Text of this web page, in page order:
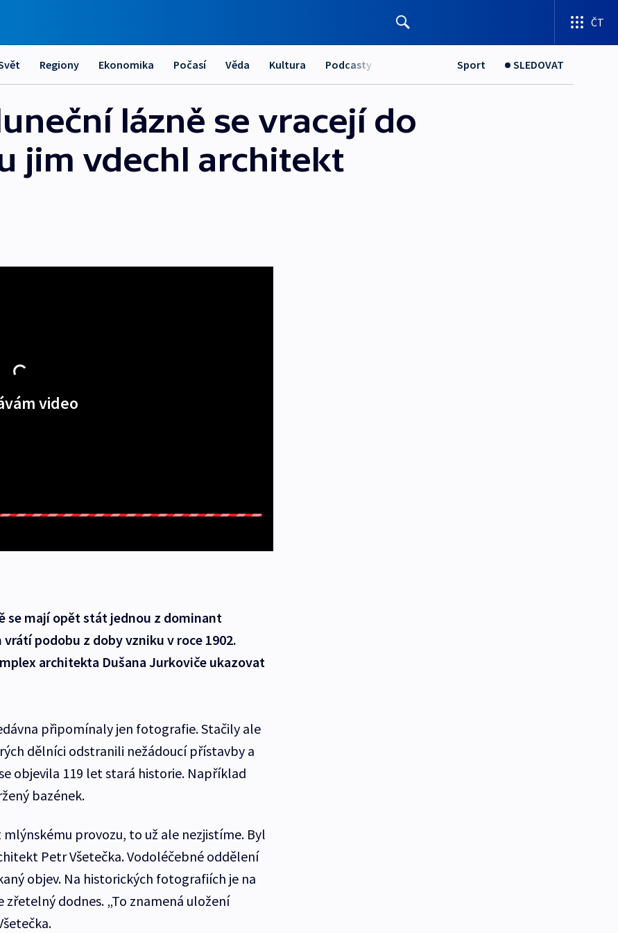
ČT
Regiony Ekonomika Počasí Věda Kultura Podcasty Sport SLEDOVAT
lázně se vracejí do
jim vdechl architekt
video
se mají opět stát jednou z dominant
podobu z doby vzniku v roce 1902.
architekta Dušana Jurkoviče ukazovat
připomínaly jen fotografie. Stačily ale
dělníci odstranili nežádoucí přístavby a
objevila 119 let stará historie. Například
bazének.
provozu, to už ale nezjistíme. Byl
Petr Všetečka. Vodoléčebné oddělení
objev. Na historických fotografiích je na
dodnes. „To znamená uložení